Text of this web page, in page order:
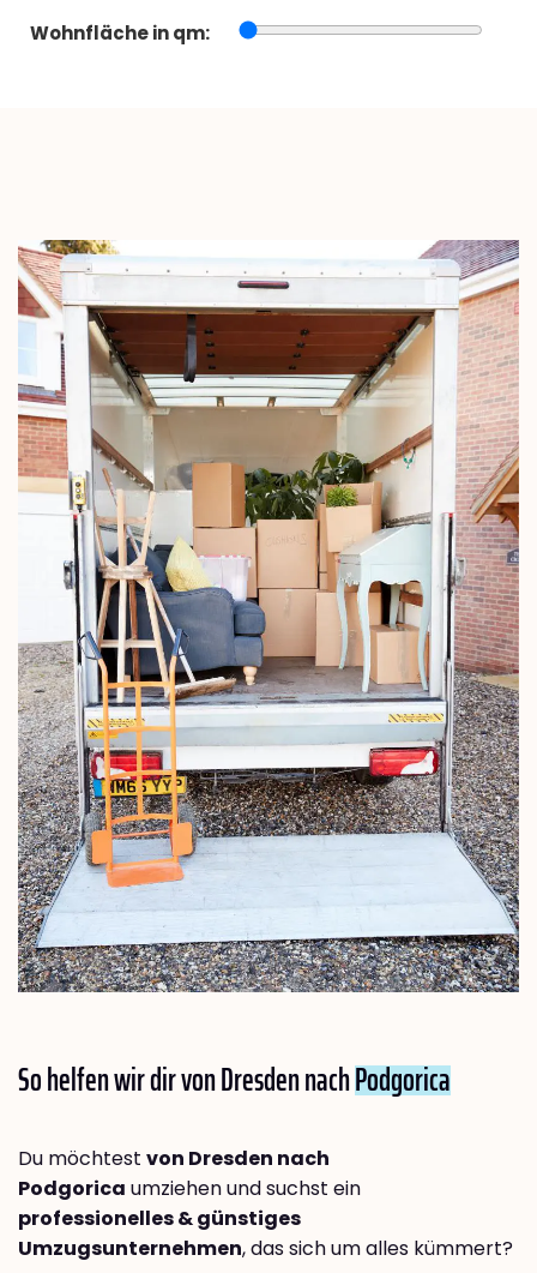
Wohnfläche in qm:
So helfen wir dir von Dresden nachPodgorica
Du möchtest von Dresden nach
Podgorica umziehen und suchst ein
professionelles & günstiges
Umzugsunternehmen, das sich um alles kümmert?